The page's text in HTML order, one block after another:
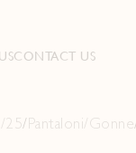
CONTACT US
25 Pantaloni/Gonne